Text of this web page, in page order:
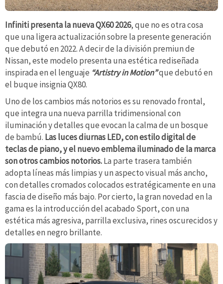
Infiniti presenta la nueva QX60 2026, que no es otra cosa
que una ligera actualización sobre la presente generación
que debutó en 2022. A decir de la división premiun de
Nissan, este modelo presenta una estética rediseñada
inspirada en el lenguaje “Artistry in Motion”que debutó en
el buque insignia QX80.
Uno de los cambios más notorios es su renovado frontal,
que integra una nueva parrilla tridimensional con
iluminación y detalles que evocan la calma de un bosque
de bambú. Las luces diurnas LED, con estilo digital de
teclas de piano, y el nuevo emblema iluminado de la marca
son otros cambios notorios.La parte trasera también
adopta líneas más limpias y un aspecto visual más ancho,
con detalles cromados colocados estratégicamente en una
fascia de diseño más bajo. Por cierto, la gran novedad en la
gama es la introducción del acabado Sport, con una
estética más agresiva, parrilla exclusiva, rines oscurecidos y
detalles en negro brillante.